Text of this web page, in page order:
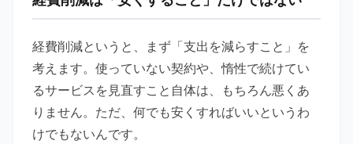
経費削減というと、まず「支出を減らすこと」を
考えます。使っていない契約や、惰性で続けてい
るサービスを見直すこと自体は、もちろん悪くあ
りません。ただ、何でも安くすればいいというわ
けでもないんです。